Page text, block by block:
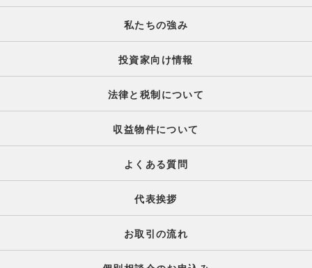
私たちの強み
投資家向け情報
法律と税制について
収益物件について
よくある質問
代表挨拶
お取引の流れ